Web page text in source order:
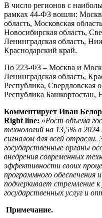
В число регионов с
рамках 44-ФЗ вошли:
область, Московская
Новосибирская область,
Ленинградская область,
Краснодарский край.
По 223-ФЗ – Москва и
Ленинградская область,
Республика, Свердловская
Республика Башкортостан,
Комментирует Иван
Right line: «Рост объема
технологий на 13,5% в
сигналом для всей
государственные органы
внедрения современных
эффективности своих
программного
подчеркивает стремление
государственных услуг и
Примечание.